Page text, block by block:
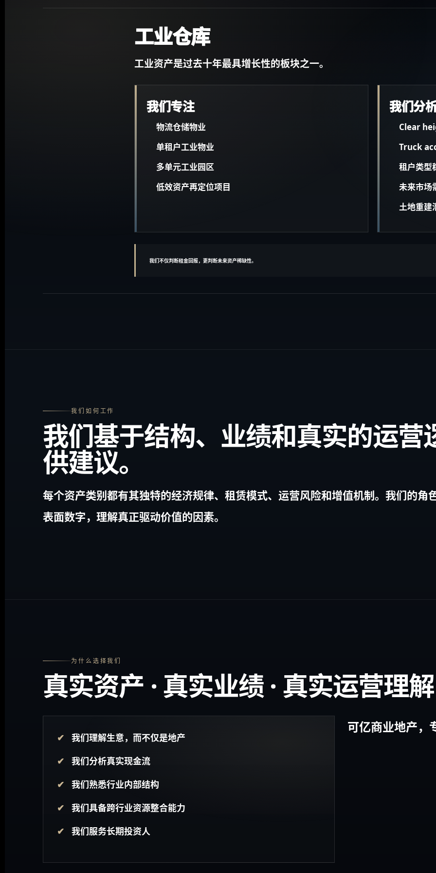
工业仓库
工业资产是过去十年最具增长性的板块之一。
我们专注
物流仓储物业
单租户工业物业
多单元工业园区
低效资产再定位项目
我们分
Clear
Truck
租户类型
未来市场
土地重建
我们不仅判断租金回报，更判断未来资产稀缺性。
我们如何工作
我们基于结构、业绩和真实的运营
供建议。
每个资产类别都有其独特的经济规律、租赁模式、运营风险和增值机制。我们的角
表面数字，理解真正驱动价值的因素。
为什么选择我们
真实资产 · 真实业绩 · 真实运营理解
我们理解生意，而不仅是地产
我们分析真实现金流
我们熟悉行业内部结构
我们具备跨行业资源整合能力
我们服务长期投资人
可亿商业地产，